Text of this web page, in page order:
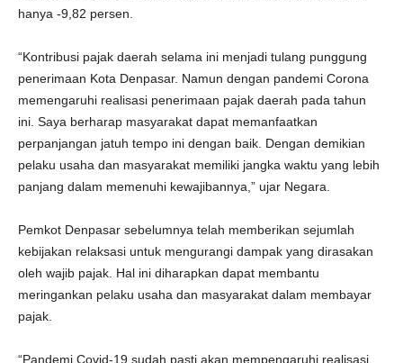
hanya -9,82 persen.
“Kontribusi pajak daerah selama ini menjadi tulang punggung
penerimaan Kota Denpasar. Namun dengan pandemi Corona
memengaruhi realisasi penerimaan pajak daerah pada tahun
ini. Saya berharap masyarakat dapat memanfaatkan
perpanjangan jatuh tempo ini dengan baik. Dengan demikian
pelaku usaha dan masyarakat memiliki jangka waktu yang lebih
panjang dalam memenuhi kewajibannya,” ujar Negara.
Pemkot Denpasar sebelumnya telah memberikan sejumlah
kebijakan relaksasi untuk mengurangi dampak yang dirasakan
oleh wajib pajak. Hal ini diharapkan dapat membantu
meringankan pelaku usaha dan masyarakat dalam membayar
pajak.
“Pandemi Covid-19 sudah pasti akan mempengaruhi realisasi